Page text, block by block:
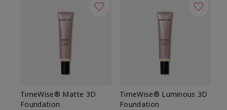
TimeWise® Matte 3D
Foundation
TimeWise® Luminous 3D
Foundation